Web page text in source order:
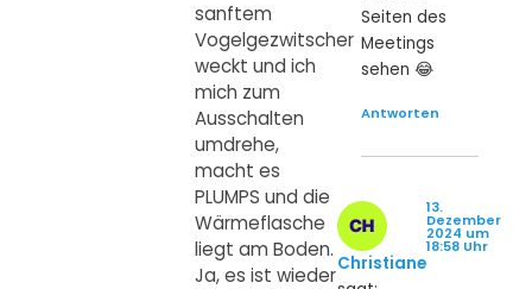
sanftem
Vogelgezwitscher
weckt und ich
mich zum
Ausschalten
umdrehe,
macht es
PLUMPS und die
Wärmeflasche
liegt am Boden.
Ja, es ist wieder
Seiten des
Meetings
sehen 😂
Antworten
Christiane
13.
Dezember
2024 um
18:58 Uhr